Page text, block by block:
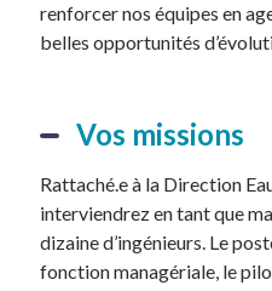
renforcer nos équipes en
belles opportunités
Vos missions
Rattaché.e à la Direction
interviendrez en tant que
dizaine d’ingénieurs. Le
fonction managériale, le